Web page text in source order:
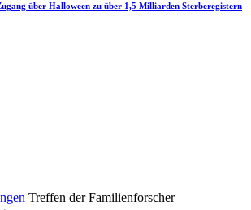
über Halloween zu über 1,5 Milliarden Sterberegistern
Treffen der Familienforscher